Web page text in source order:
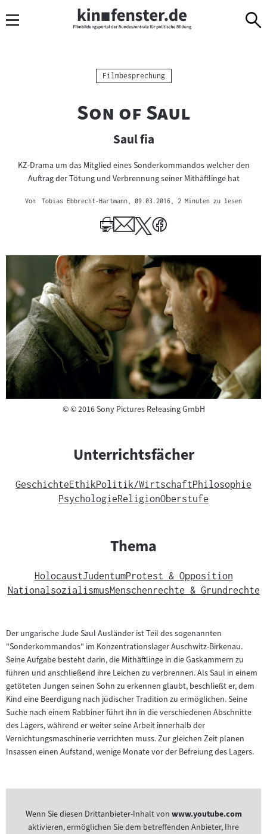
Navigation
zum
zur
Kategorie:
Filmbesprechung
"
Son of Saul"
Saul fia
KZ-Drama um das Mitglied eines Sonderkommandos welcher den
Auftrag der Tötung und Verbrennung seiner Mithäftlinge hat
Von Tobias Ebbrecht-Hartmann , 09.03.2016 , 2 Minuten zu lesen
©Copyright
© 2016 Sony Pictures Releasing GmbH
Unterrichtsfächer
GeschichteEthikPolitik/WirtschaftPhilosophie
PsychologieReligionOberstufe
Thema
HolocaustJudentumProtest & Opposition
NationalsozialismusMenschenrechte & Grundrechte
Der ungarische Jude Saul Ausländer ist Teil des sogenannten
"Sonderkommandos" im Konzentrationslager Auschwitz-Birkenau.
Seine Aufgabe besteht darin, die Mithäftlinge in die Gaskammern zu
führen und anschließend ihre Leichen zu verbrennen. Als Saul in einem
getöteten Jungen seinen Sohn zu erkennen glaubt, beschließt er, dem
Kind eine Beerdigung nach jüdischer Tradition zu ermöglichen. Seine
Suche nach einem Rabbiner führt ihn in die verschiedenen Abschnitte
des Lagers, während er weiter seine Arbeit innerhalb der
Vernichtungsmaschinerie verrichten muss. Zur gleichen Zeit planen
Insassen einen Aufstand, wenige Monate vor der Befreiung des Lagers.
Wenn Sie diesen Drittanbieter-Inhalt von www.youtube.com
aktivieren, ermöglichen Sie dem betreffenden Anbieter, Ihre